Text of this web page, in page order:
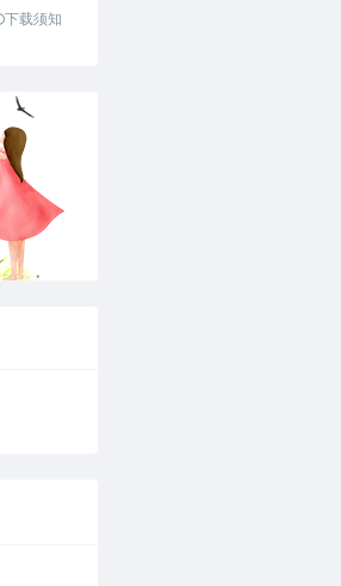
下载须知